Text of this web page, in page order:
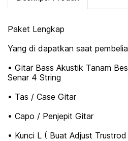
Paket Lengkap
Yang di dapatkan saat
• Gitar Bass Akustik Tanam
Senar 4 String
• Tas / Case Gitar
• Capo / Penjepit Gitar
• Kunci L ( Buat Adjust Trustrod